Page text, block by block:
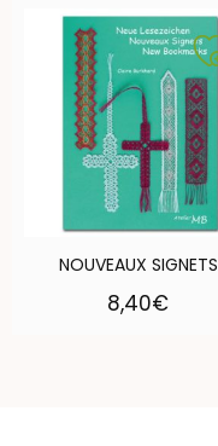
NOUVEAUX SIGNETS
8,40€